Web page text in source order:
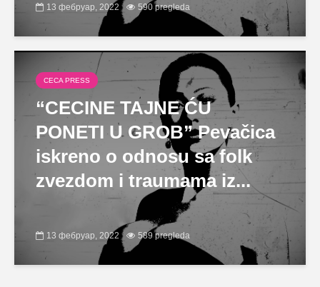
13 фебруар, 2022 590 pregleda
CECA PRESS
“CECINE TAJNE ĆU
PONETI U GROB” Pevačica
iskreno o odnosu sa folk
zvezdom i traumama iz...
13 фебруар, 2022 589 pregleda